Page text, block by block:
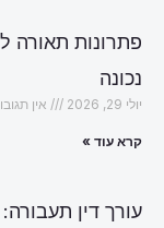
פתרונות תאורה
נכונה
יולי 29, 2026 אין
קרא עוד »
עורך דין